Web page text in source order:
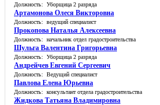
Должность: Уборщица 2 разряда
Артамонова Олеся Викторовна
Должность: ведущий специалист
Прокопова Наталья Алексеевна
Должность: начальник отдел градостроительства
Шульга Валентина Григорьевна
Должность: Уборщица 2 разряда
Андрейчев Евгений Сергеевич
Должность: Ведущий специалист
Павлова Елена Юрьевна
Должность: консультант отдела градостроительства
Жидкова Татьяна Владимировна